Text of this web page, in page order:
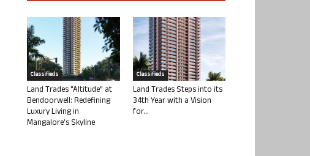
Classifieds
Land Trades “Altitude” at
Bendoorwell: Redefining
Luxury Living in
Mangalore’s Skyline
Classifieds
Land Trades Steps into its
34th Year with a Vision
for...